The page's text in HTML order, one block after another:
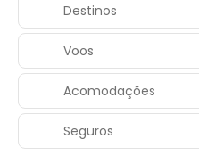
Destinos
Voos
Acomodações
Seguros